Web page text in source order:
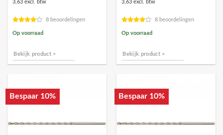
was:is:
3,63 excl. btw
8 beoordelingen
Op voorraad
Bekijk product >
was:is:
3,63 excl. btw
8 beoordelingen
Op voorraad
Bekijk product >
Bespaar 10% Bespaar 10%